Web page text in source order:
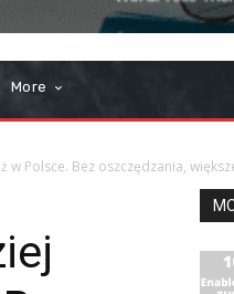
More
Polsce. Bez oszczędzania,